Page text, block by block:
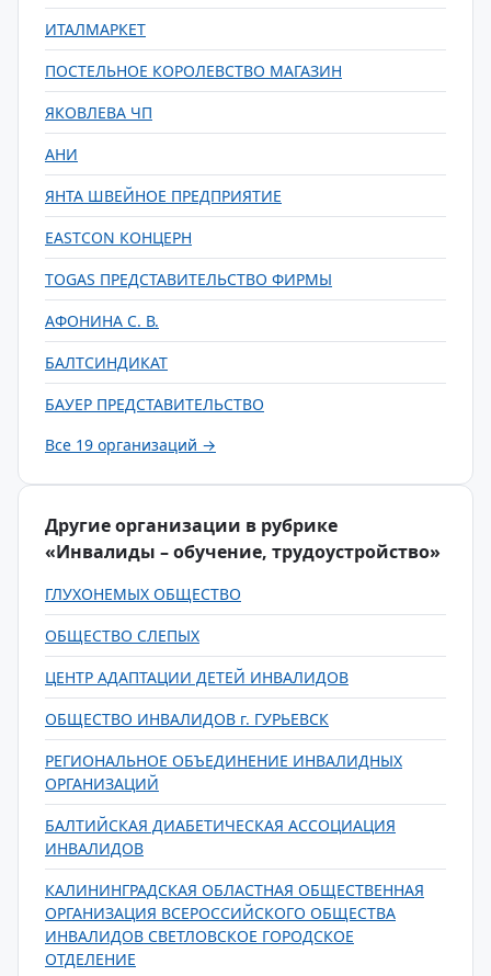
ИТАЛМАРКЕТ
ПОСТЕЛЬНОЕ КОРОЛЕВСТВО МАГАЗИН
ЯКОВЛЕВА ЧП
АНИ
ЯНТА ШВЕЙНОЕ ПРЕДПРИЯТИЕ
EASTCON КОНЦЕРН
TOGAS ПРЕДСТАВИТЕЛЬСТВО ФИРМЫ
АФОНИНА С. В.
БАЛТСИНДИКАТ
БАУЕР ПРЕДСТАВИТЕЛЬСТВО
Все 19 организаций →
Другие организации в рубрике
«Инвалиды – обучение, трудоустройство»
ГЛУХОНЕМЫХ ОБЩЕСТВО
ОБЩЕСТВО СЛЕПЫХ
ЦЕНТР АДАПТАЦИИ ДЕТЕЙ ИНВАЛИДОВ
ОБЩЕСТВО ИНВАЛИДОВ г. ГУРЬЕВСК
РЕГИОНАЛЬНОЕ ОБЪЕДИНЕНИЕ ИНВАЛИДНЫХ
ОРГАНИЗАЦИЙ
БАЛТИЙСКАЯ ДИАБЕТИЧЕСКАЯ АССОЦИАЦИЯ
ИНВАЛИДОВ
КАЛИНИНГРАДСКАЯ ОБЛАСТНАЯ ОБЩЕСТВЕННАЯ
ОРГАНИЗАЦИЯ ВСЕРОССИЙСКОГО ОБЩЕСТВА
ИНВАЛИДОВ СВЕТЛОВСКОЕ ГОРОДСКОЕ
ОТДЕЛЕНИЕ